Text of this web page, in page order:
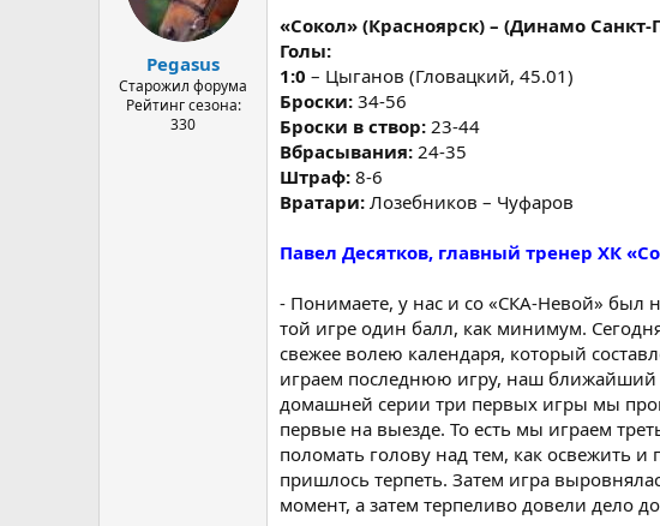
Pegasus
Старожил форума
Рейтинг сезона:
330
«Сокол» (Красноярск) – (Динамо Санкт-
Голы:
1:0 – Цыганов (Гловацкий, 45.01)
Броски: 34-56
Броски в створ: 23-44
Вбрасывания: 24-35
Штраф: 8-6
Вратари: Лозебников – Чуфаров
Павел Десятков, главный тренер ХК
- Понимаете, у нас и со «СКА-Невой» был
той игре один балл, как минимум.
свежее волею календаря, который
играем последнюю игру, наш ближайший
домашней серии три первых игры мы
первые на выезде. То есть мы играем
поломать голову над тем, как освежить
пришлось терпеть. Затем игра
момент, а затем терпеливо довели дело